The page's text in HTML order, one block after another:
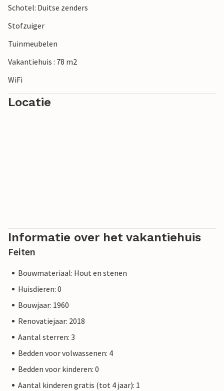
Schotel: Duitse zenders
Stofzuiger
Tuinmeubelen
Vakantiehuis : 78 m2
WiFi
Locatie
Informatie over het vakantiehuis
Feiten
Bouwmateriaal: Hout en stenen
Huisdieren: 0
Bouwjaar: 1960
Renovatiejaar: 2018
Aantal sterren: 3
Bedden voor volwassenen: 4
Bedden voor kinderen: 0
Aantal kinderen gratis (tot 4 jaar): 1